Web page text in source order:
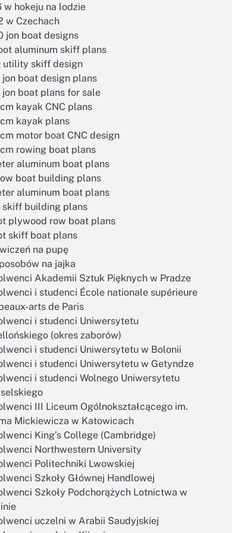
w hokeju na lodzie
w Czechach
jon boat designs
aluminum skiff plans
utility skiff design
jon boat design plans
jon boat plans for sale
kayak CNC plans
kayak plans
motor boat CNC design
rowing boat plans
aluminum boat plans
boat building plans
aluminum boat plans
skiff building plans
plywood row boat plans
skiff boat plans
na pupę
na jajka
Akademii Sztuk Pięknych w Pradze
i studenci École nationale supérieure
arts de Paris
i studenci Uniwersytetu
(okres zaborów)
i studenci Uniwersytetu w Bolonii
i studenci Uniwersytetu w Getyndze
i studenci Wolnego Uniwersytetu
III Liceum Ogólnokształcącego im.
Mickiewicza w Katowicach
King’s College (Cambridge)
Northwestern University
Politechniki Lwowskiej
Szkoły Głównej Handlowej
Szkoły Podchorążych Lotnictwa w
uczelni w Arabii Saudyjskiej